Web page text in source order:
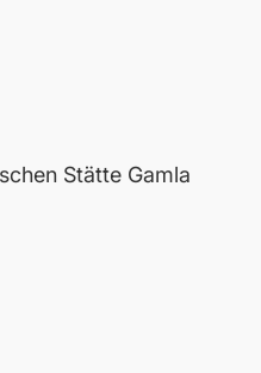
Stätte Gamla